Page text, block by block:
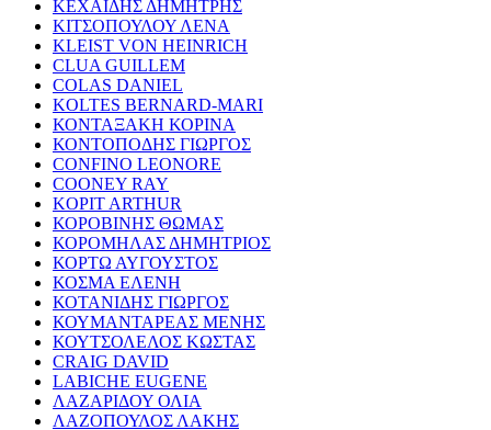
ΚΕΧΑΪΔΗΣ ΔΗΜΗΤΡΗΣ
ΚΙΤΣΟΠΟΥΛΟΥ ΛΕΝΑ
KLEIST VON HEINRICH
CLUA GUILLEM
COLAS DANIEL
KOLTES BERNARD-MARI
ΚΟΝΤΑΞΑΚΗ ΚΟΡΙΝΑ
ΚΟΝΤΟΠΟΔΗΣ ΓΙΩΡΓΟΣ
CONFINO LEONORE
COONEY RAY
KOPIT ARTHUR
ΚΟΡΟΒΙΝΗΣ ΘΩΜΑΣ
ΚΟΡΟΜΗΛΑΣ ΔΗΜΗΤΡΙΟΣ
ΚΟΡΤΩ ΑΥΓΟΥΣΤΟΣ
ΚΟΣΜΑ ΕΛΕΝΗ
ΚΟΤΑΝΙΔΗΣ ΓΙΩΡΓΟΣ
ΚΟΥΜΑΝΤΑΡΕΑΣ ΜΕΝΗΣ
ΚΟΥΤΣΟΛΕΛΟΣ ΚΩΣΤΑΣ
CRAIG DAVID
LABICHE EUGENE
ΛΑΖΑΡΙΔΟΥ ΟΛΙΑ
ΛΑΖΟΠΟΥΛΟΣ ΛΑΚΗΣ